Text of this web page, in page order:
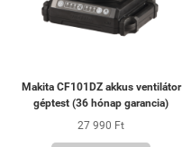
Makita CF101DZ akkus ventilátor
géptest (36 hónap garancia)
27 990 Ft